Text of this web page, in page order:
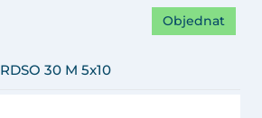
RDSO 30 M 5x10
Objednat